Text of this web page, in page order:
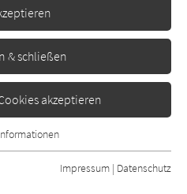
Bibliogr. Angaben
& schließen
akzeptieren
Funktionen der
dass die Webseite
Impressum | Datenschutz